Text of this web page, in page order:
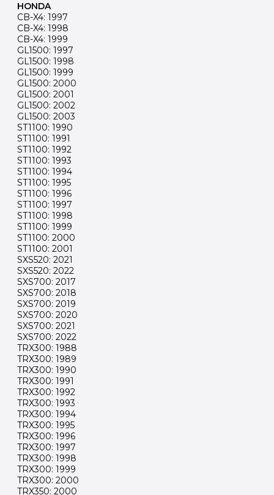
HONDA
CB-X4: 1997
CB-X4: 1998
CB-X4: 1999
GL1500: 1997
GL1500: 1998
GL1500: 1999
GL1500: 2000
GL1500: 2001
GL1500: 2002
GL1500: 2003
ST1100: 1990
ST1100: 1991
ST1100: 1992
ST1100: 1993
ST1100: 1994
ST1100: 1995
ST1100: 1996
ST1100: 1997
ST1100: 1998
ST1100: 1999
ST1100: 2000
ST1100: 2001
SXS520: 2021
SXS520: 2022
SXS700: 2017
SXS700: 2018
SXS700: 2019
SXS700: 2020
SXS700: 2021
SXS700: 2022
TRX300: 1988
TRX300: 1989
TRX300: 1990
TRX300: 1991
TRX300: 1992
TRX300: 1993
TRX300: 1994
TRX300: 1995
TRX300: 1996
TRX300: 1997
TRX300: 1998
TRX300: 1999
TRX300: 2000
TRX350: 2000